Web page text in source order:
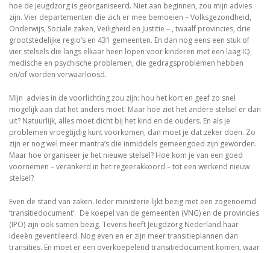
hoe de jeugdzorg is georganiseerd. Niet aan beginnen, zou mijn advies
zijn. Vier departementen die zich er mee bemoeien – Volksgezondheid,
Onderwijs, Sociale zaken, Veiligheid en Justitie – , twaalf provincies, drie
grootstedelijke regio’s en 431 gemeenten. En dan nog eens een stuk of
vier stelsels die langs elkaar heen lopen voor kinderen met een laag IQ,
medische en psychische problemen, die gedragsproblemen hebben
en/of worden verwaarloosd.
Mijn advies in de voorlichting zou zijn: hou het kort en geef zo snel
mogelijk aan dat het anders moet. Maar hoe ziet het andere stelsel er dan
uit? Natuurlijk, alles moet dicht bij het kind en de ouders. En als je
problemen vroegtijdig kunt voorkomen, dan moet je dat zeker doen. Zo
zijn er nog wel meer mantra’s die inmiddels gemeengoed zijn geworden.
Maar hoe organiseer je het nieuwe stelsel? Hoe kom je van een goed
voornemen – verankerd in het regeerakkoord – tot een werkend nieuw
stelsel?
Even de stand van zaken. Ieder ministerie lijkt bezig met een zogenoemd
‘transitiedocument’. De koepel van de gemeenten (VNG) en de provincies
(IPO) zijn ook samen bezig. Tevens heeft Jeugdzorg Nederland haar
ideeën geventileerd. Nog even en er zijn meer transitieplannen dan
transities. En moet er een overkoepelend transitiedocument komen, waar